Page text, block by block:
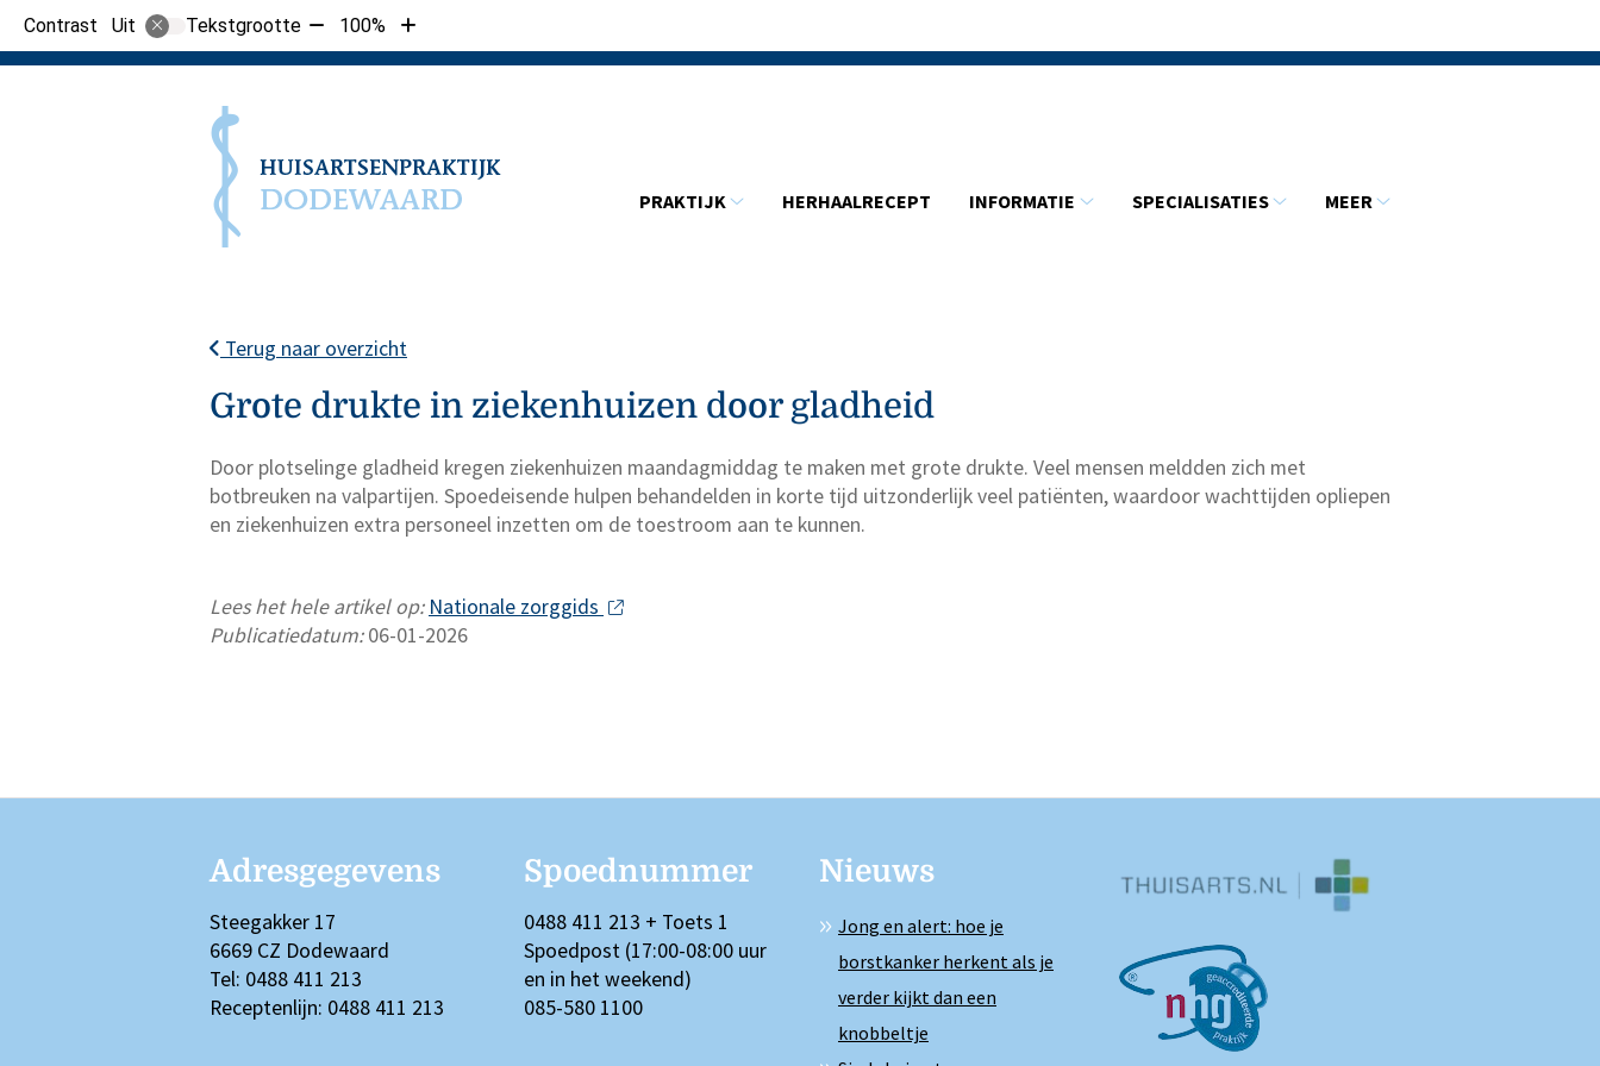
Contrast Uit Tekstgrootte Tekst
verkleinen
100%
Tekst
vergroten
PRAKTIJK
HERHAALRECEPT
INFORMATIE
SPECIALISATIES
MEER
Terug naar overzicht
Grote drukte in ziekenhuizen door gladheid
Door plotselinge gladheid kregen ziekenhuizen maandagmiddag te maken met grote drukte. Veel mensen meldden zich met
botbreuken na valpartijen. Spoedeisende hulpen behandelden in korte tijd uitzonderlijk veel patiënten, waardoor wachttijden opliepen
en ziekenhuizen extra personeel inzetten om de toestroom aan te kunnen.
Lees het hele artikel op: Nationale zorggids
Publicatiedatum:06-01-2026
Adresgegevens
Steegakker 17
6669 CZ Dodewaard
Tel: 0488 411 213
Receptenlijn: 0488 411 213
Spoednummer
0488 411 213 + Toets 1
Spoedpost (17:00-08:00 uur
en in het weekend)
085-580 1100
Nieuws
Jong en alert: hoe je
borstkanker herkent als je
verder kijkt dan een
knobbeltje